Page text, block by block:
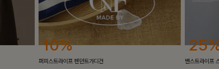
25%
밴스트라이프 스트링원피스
10%
[5천장돌파/